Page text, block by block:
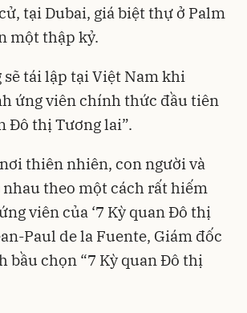
tại Dubai, giá biệt thự ở Palm
một thập kỷ.
tái lập tại Việt Nam khi
ứng viên chính thức đầu tiên
Đô thị Tương lai”.
thiên nhiên, con người và
theo một cách rất hiếm
viên của ‘7 Kỳ quan Đô thị
Paul de la Fuente, Giám đốc
bầu chọn “7 Kỳ quan Đô thị